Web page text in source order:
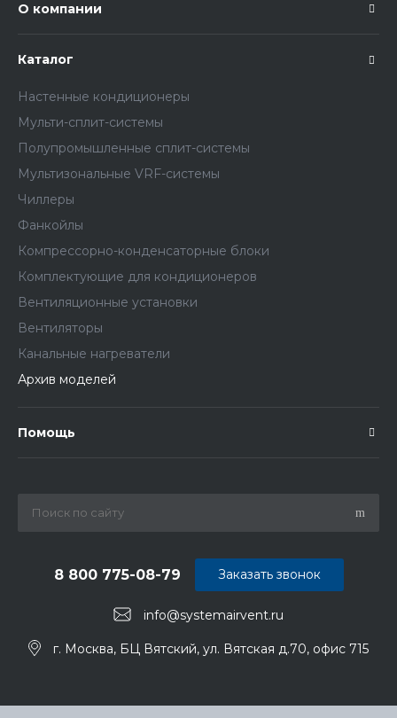
О компании
Каталог
Настенные кондиционеры
Мульти-сплит-системы
Полупромышленные сплит-системы
Мультизональные VRF-системы
Чиллеры
Фанкойлы
Компрессорно-конденсаторные блоки
Комплектующие для кондиционеров
Вентиляционные установки
Вентиляторы
Канальные нагреватели
Архив моделей
Помощь
info@systemairvent.ru
8 800 775-08-79
г. Москва, БЦ Вятский, ул. Вятская д.70, офис 715
Заказать звонок